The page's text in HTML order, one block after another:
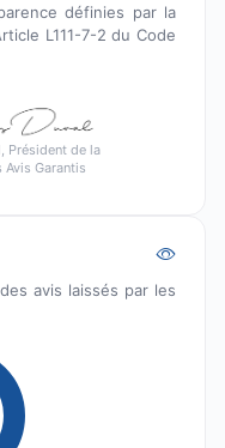
définies par la
L111-7-2 du Code
Président de la
Avis Garantis
avis laissés par les